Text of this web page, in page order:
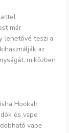
már
lehetővé teszi a
az
miközben
Hookah
és vape
vape